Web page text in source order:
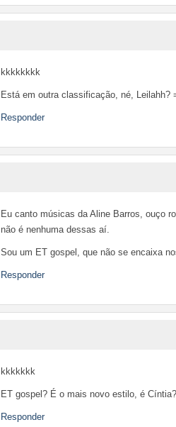
kkkkkkkk
Está em outra classificação, né, Leilahh?
Responder
Eu canto músicas da Aline Barros, ouço
não é nenhuma dessas aí.
Sou um ET gospel, que não se encaixa
Responder
kkkkkkk
ET gospel? É o mais novo estilo, é Cíntia?
Responder